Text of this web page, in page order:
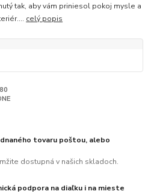
tak, aby vám priniesol pokoj mysle a
celý popis
tovaru poštou, alebo
dostupná v našich skladoch.
podpora na diaľku i na mieste